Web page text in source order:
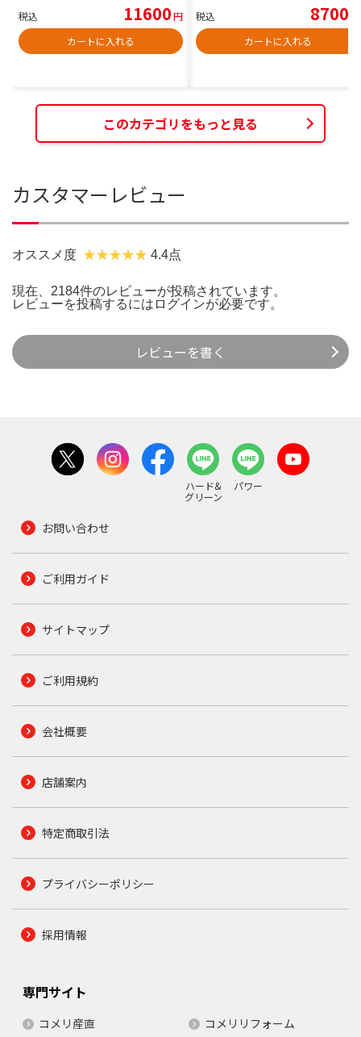
税込 11600円
カートに入れる
税込 8700
カートに入れる
このカテゴリをもっと見る
カスタマーレビュー
オススメ度 4.4点
現在、2184件のレビューが投稿されています。
レビューを投稿するには ログインが必要です。
レビューを書く
ハード&
グリーン
パワー
お問い合わせ
ご利用ガイド
サイトマップ
ご利用規約
会社概要
店舗案内
特定商取引法
プライバシーポリシー
採用情報
専門サイト
コメリ産直 コメリリフォーム